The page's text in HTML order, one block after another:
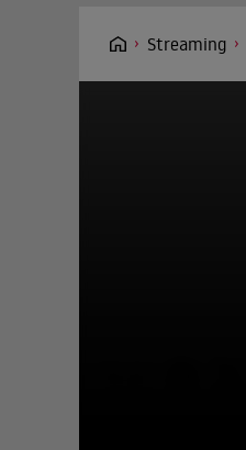
Streaming